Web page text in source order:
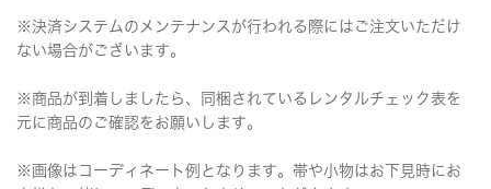
※決済システムのメンテナンスが行われる際にはご注文いただけ
ない場合がございます。
※商品が到着しましたら、同梱されているレンタルチェック表を
元に商品のご確認をお願いします。
※画像はコーディネート例となります。帯や小物はお下見時にお